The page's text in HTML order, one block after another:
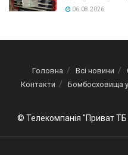
06.08.2026
Головна Всі новини
Контакти
Бомбосховища у
© Телекомпанія "Приват ТБ